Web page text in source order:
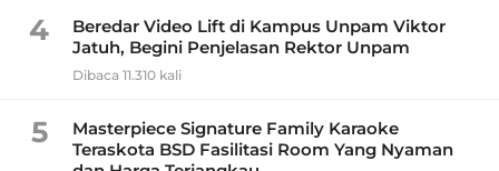
4
Beredar Video Lift di Kampus Unpam Viktor
Jatuh, Begini Penjelasan Rektor Unpam
Dibaca 11.310 kali
5
Masterpiece Signature Family Karaoke
Teraskota BSD Fasilitasi Room Yang Nyaman